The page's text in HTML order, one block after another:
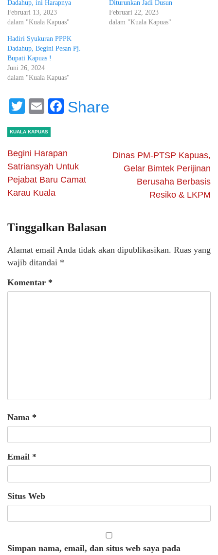
Dadahup, ini Harapnya
Februari 13, 2023
dalam "Kuala Kapuas"
Diturunkan Jadi Dusun
Februari 22, 2023
dalam "Kuala Kapuas"
Hadiri Syukuran PPPK
Dadahup, Begini Pesan Pj.
Bupati Kapuas !
Juni 26, 2024
dalam "Kuala Kapuas"
Twitter
EmailFacebook
Share
KUALA KAPUAS
Begini Harapan
Satriansyah Untuk
Pejabat Baru Camat
Karau Kuala
Dinas PM-PTSP Kapuas,
Gelar Bimtek Perijinan
Berusaha Berbasis
Resiko & LKPM
Tinggalkan Balasan
Alamat email Anda tidak akan dipublikasikan. Ruas yang
wajib ditandai *
Komentar *
Nama *
Email *
Situs Web
Simpan nama, email, dan situs web saya pada